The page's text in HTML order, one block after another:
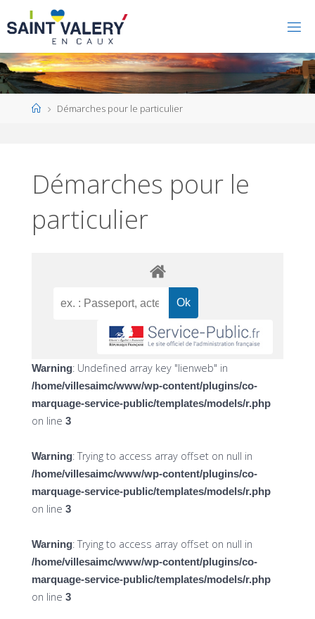
HomeDémarches pour le particulier
Démarches pour le
particulier
Warning: Undefined array key "lienweb" in
/home/villesaimc/www/wp-content/plugins/co-
marquage-service-public/templates/models/r.php
on line 3
Warning: Trying to access array offset on null in
/home/villesaimc/www/wp-content/plugins/co-
marquage-service-public/templates/models/r.php
on line 3
Warning: Trying to access array offset on null in
/home/villesaimc/www/wp-content/plugins/co-
marquage-service-public/templates/models/r.php
on line 3